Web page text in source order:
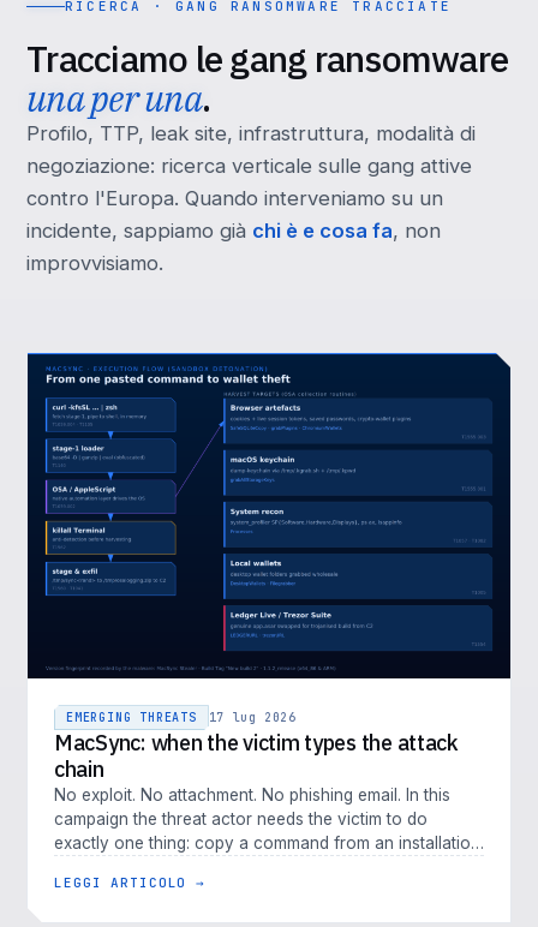
RICERCA · GANG RANSOMWARE TRACCIATE
Tracciamo le gang ransomware
una per una.
Profilo, TTP, leak site, infrastruttura, modalità di
negoziazione: ricerca verticale sulle gang attive
contro l'Europa. Quando interveniamo su un
incidente, sappiamo già chi è e cosa fa, non
improvvisiamo.
EMERGING THREATS 17 lug 2026
MacSync: when the victim types the attack
chain
No exploit. No attachment. No phishing email. In this
campaign the threat actor needs the victim to do
exactly one thing: copy a command from an installation
LEGGI ARTICOLO →